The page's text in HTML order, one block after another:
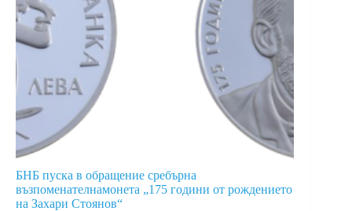
БНБ пуска в обращение сребърна
възпоменателнамонета „175 години от рождението
на Захари Стоянов“